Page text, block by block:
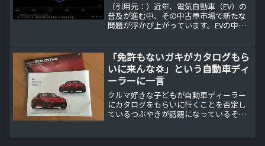
（引用元：）近年、電気自動車（EV）の
普及が進む中、その中古車市場で新たな
問題が浮かび上がっています。EVの中古
由が絡んでいます。今回は、EV中古車市
場の厳しい状況とそ...
「免許もないガキがカタログもら
いに来んな💢」という自動車ディ
ーラーに一言
クルマ好きな子どもが自動車ディーラー
にカタログをもらいに行くことを否定し
ているつぶやきが話題になっているそう